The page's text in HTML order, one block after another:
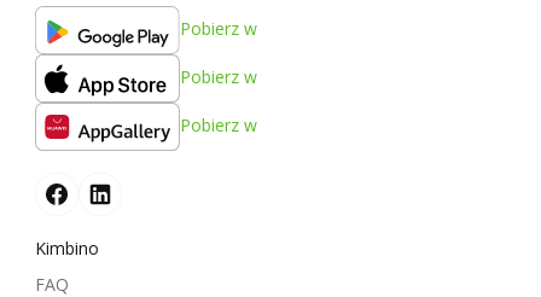
Pobierz w
Pobierz w
Pobierz w
Kimbino
FAQ